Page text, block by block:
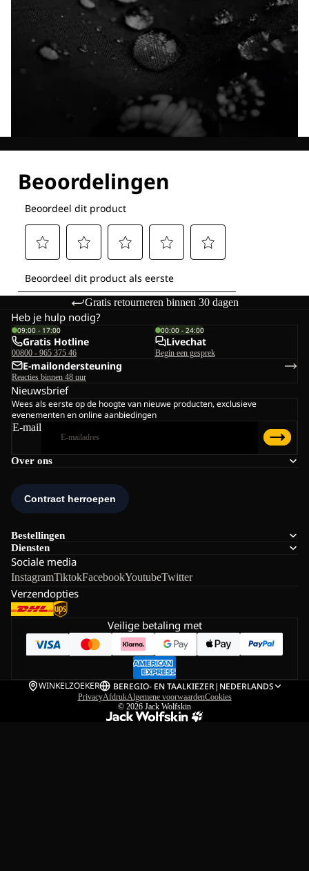
Gratis retourneren binnen 30 dagen
Over ons
Bestellingen
Diensten
Sociale media
InstagramTiktokFacebookYoutubeTwitter
Verzendopties
Heb je hulp nodig?
09:00 - 17:00
Gratis Hotline
00800 - 965 375 46
00:00 - 24:00
Livechat
Begin een gesprek
E-mailondersteuning
Reacties binnen 48 uur
Nieuwsbrief
Wees als eerste op de hoogte van nieuwe producten, exclusieve
evenementen en online aanbiedingen
E-mail
Veilige betaling met
WINKELZOEKER BEREGIO- EN TAALKIEZER| NEDERLANDS
PrivacyAfdrukAlgemene voorwaardenCookies
© 2026 Jack Wolfskin